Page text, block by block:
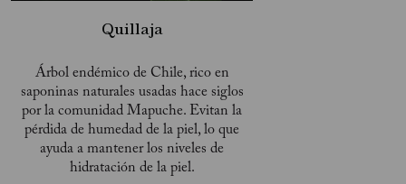
Quillaja
Árbol endémico de Chile, rico en
saponinas naturales usadas hace siglos
por la comunidad Mapuche. Evitan la
pérdida de humedad de la piel, lo que
ayuda a mantener los niveles de
hidratación de la piel.